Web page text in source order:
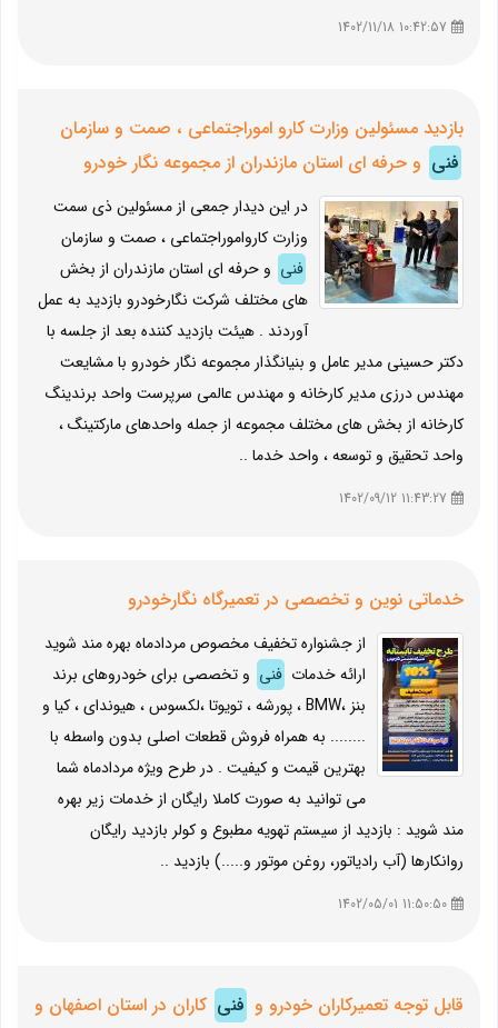
بازدید مسئولین وزارت کارو اموراجتماعی ، صمت و سازمان
فنی و حرفه ای استان مازندران از مجموعه نگار خودرو
در این دیدار جمعی از مسئولین ذی سمت
وزارت کارواموراجتماعی ، صمت و سازمان
فنی و حرفه ای استان مازندران از بخش
های مختلف شرکت نگارخودرو بازدید به عمل
آوردند . هیئت بازدید کننده بعد از جلسه با
دکتر حسینی مدیر عامل و بنیانگذار مجموعه نگار خودرو با مشایعت
مهندس درزی مدیر کارخانه و مهندس عالمی سرپرست واحد برندینگ
کارخانه از بخش های مختلف مجموعه از جمله واحدهای مارکتینگ ،
واحد تحقیق و توسعه ، واحد خدما ..
خدماتی نوین و تخصصی در تعمیرگاه نگارخودرو
از جشنواره تخفیف مخصوص مردادماه بهره مند شوید
ارائه خدمات فنی و تخصصی برای خودروهای برند
بنز ،BMW ، پورشه ، تویوتا ،لکسوس ، هیوندای ، کیا و
........ به همراه فروش قطعات اصلی بدون واسطه با
بهترین قیمت و کیفیت . در طرح ویژه مردادماه شما
می توانید به صورت کاملا رایگان از خدمات زیر بهره
مند شوید : بازدید از سیستم تهویه مطبوع و کولر بازدید رایگان
روانکارها (آب رادیاتور، روغن موتور و.....) بازدید ..
قابل توجه تعمیرکاران خودرو و فنی کاران در استان اصفهان و